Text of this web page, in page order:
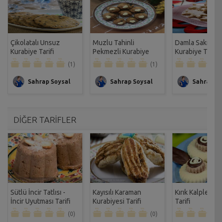
Çikolatalı Unsuz
Kurabiye Tarifi
(1)
Sahrap Soysal
Muzlu Tahinli
Pekmezli Kurabiye
Tarifi
(1)
Sahrap Soysal
Damla Sakızlı
Kurabiye Tarifi
Sahrap
DİĞER TARİFLER
Sütlü İncir Tatlısı -
İncir Uyutması Tarifi
(0)
Kayısılı Karaman
Kurabiyesi Tarifi
(0)
Kırık Kalpler
Tarifi